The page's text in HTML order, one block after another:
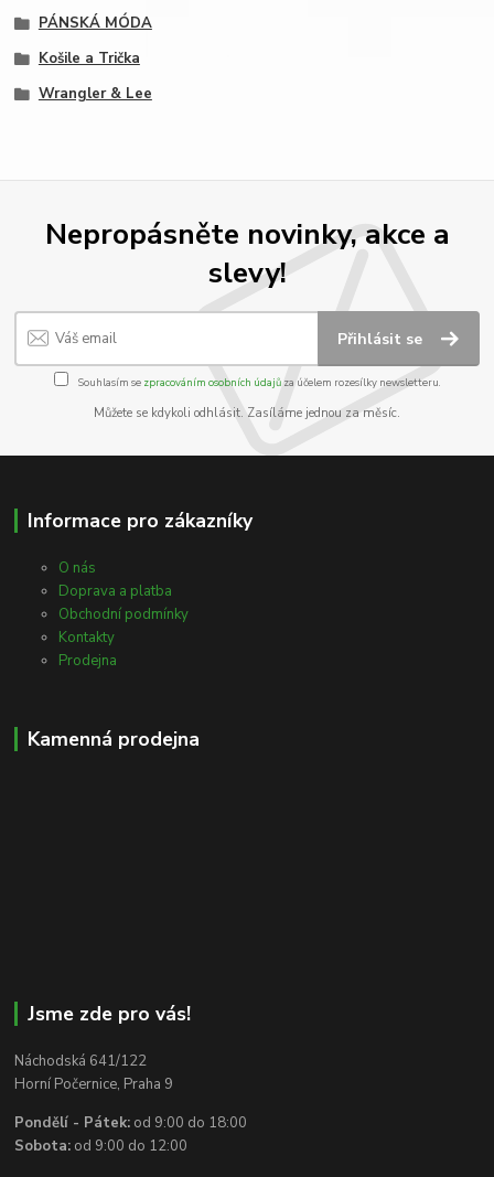
PÁNSKÁ MÓDA
Košile a Trička
Wrangler & Lee
Nepropásněte novinky, akce a
slevy!
Přihlásit se
Souhlasím se zpracováním osobních údajůza účelem rozesílky newsletteru.
Můžete se kdykoli odhlásit. Zasíláme jednou za měsíc.
Informace pro zákazníky
O nás
Doprava a platba
Obchodní podmínky
Kontakty
Prodejna
Kamenná prodejna
Jsme zde pro vás!
Náchodská 641/122
Horní Počernice, Praha 9
Pondělí - Pátek: od 9:00 do 18:00
Sobota: od 9:00 do 12:00